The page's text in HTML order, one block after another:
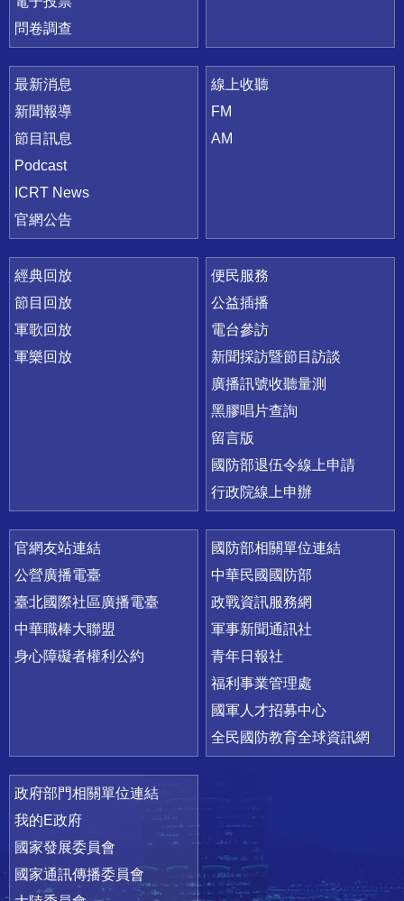
問卷調查
最新消息
新聞報導
節目訊息
Podcast
ICRT News
官網公告
線上收聽
FM
AM
經典回放
節目回放
軍歌回放
軍樂回放
便民服務
公益插播
電台參訪
新聞採訪暨節目訪談
廣播訊號收聽量測
黑膠唱片查詢
留言版
國防部退伍令線上申請
行政院線上申辦
官網友站連結
公營廣播電臺
臺北國際社區廣播電臺
中華職棒大聯盟
身心障礙者權利公約
國防部相關單位連結
中華民國國防部
政戰資訊服務網
軍事新聞通訊社
青年日報社
福利事業管理處
國軍人才招募中心
全民國防教育全球資訊網
政府部門相關單位連結
我的E政府
國家發展委員會
國家通訊傳播委員會